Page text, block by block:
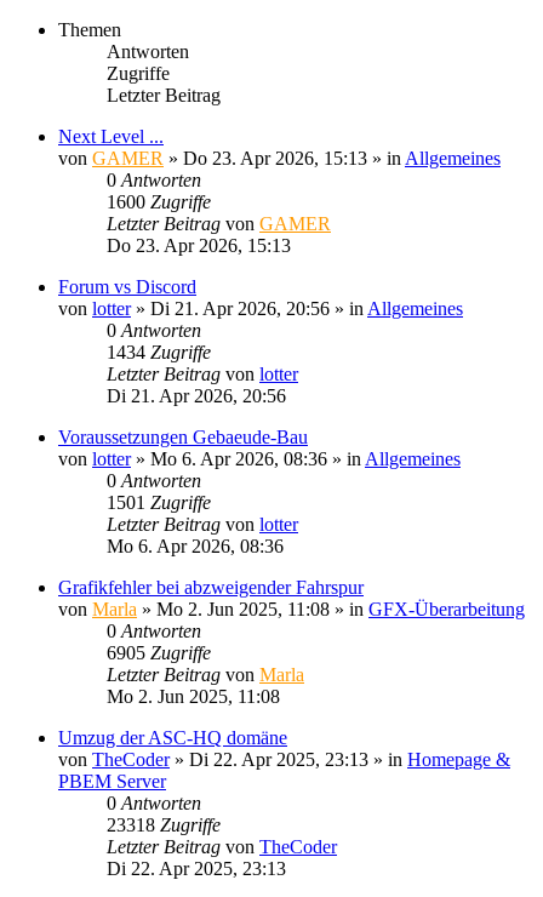
Themen
Antworten
Zugriffe
Letzter Beitrag
Next Level ...
von GAMER » Do 23. Apr 2026, 15:13 » in Allgemeines
0 Antworten
1600 Zugriffe
Letzter Beitrag von GAMER
Do 23. Apr 2026, 15:13
Forum vs Discord
von lotter» Di 21. Apr 2026, 20:56 » in Allgemeines
0 Antworten
1434 Zugriffe
Letzter Beitrag von lotter
Di 21. Apr 2026, 20:56
Voraussetzungen Gebaeude-Bau
von lotter» Mo 6. Apr 2026, 08:36 » in Allgemeines
0 Antworten
1501 Zugriffe
Letzter Beitrag von lotter
Mo 6. Apr 2026, 08:36
Grafikfehler bei abzweigender Fahrspur
von Marla » Mo 2. Jun 2025, 11:08 » in GFX-Überarbeitung
0 Antworten
6905 Zugriffe
Letzter Beitrag von Marla
Mo 2. Jun 2025, 11:08
Umzug der ASC-HQ domäne
von TheCoder» Di 22. Apr 2025, 23:13 » in Homepage &
PBEM Server
0 Antworten
23318 Zugriffe
Letzter Beitrag von TheCoder
Di 22. Apr 2025, 23:13